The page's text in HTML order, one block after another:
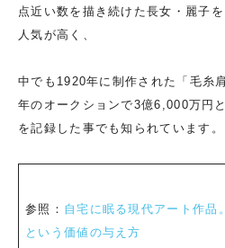
点近い数を描き続けた長女・麗子
人気が高く、
中でも1920年に制作された「毛糸
年のオークションで3億6,000万円
を記録した事でも知られています。
参照： 自宅に眠る現代アート作品
という価値の与え方